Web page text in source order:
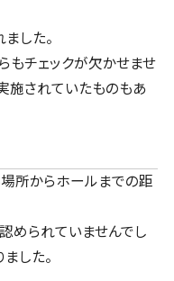
した。
もチェックが欠かせませ
施されていたものもあ
所からホールまでの距
められていませんでし
した。